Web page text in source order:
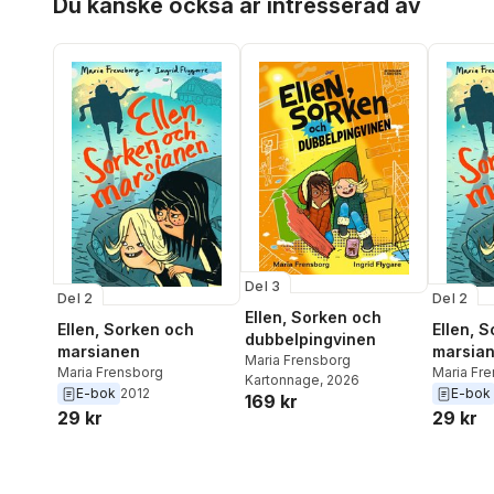
Du kanske också är intresserad av
Del 2
Ellen, Sorken och
marsianen
Maria Frensborg
E-bok 2012
29 kr
Del 3
Ellen, Sorken och
dubbelpingvinen
Maria Frensborg
Kartonnage, 2026
169 kr
Del 2
Ellen,
Maria
E-bok
29 kr